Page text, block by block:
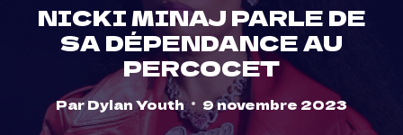
NICKI MINAJ PARLE DE
SA DÉPENDANCE AU
PERCOCET
ParDylan Youth 9 novembre 2023